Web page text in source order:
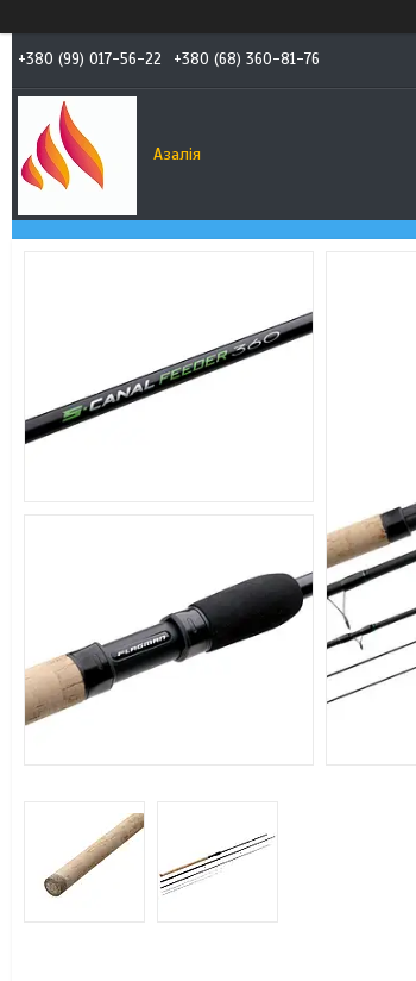
+380 (99) 017-56-22 +380 (68) 360-81-76
Азалія